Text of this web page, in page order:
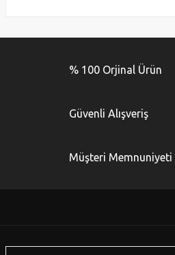
Görüş ve önerileriniz için teşekkür
Ürün resmi kalitesiz, bozuk veya
% 100 Orjinal Ürün
Güvenli Alışveriş
Müşteri Memnuniyeti